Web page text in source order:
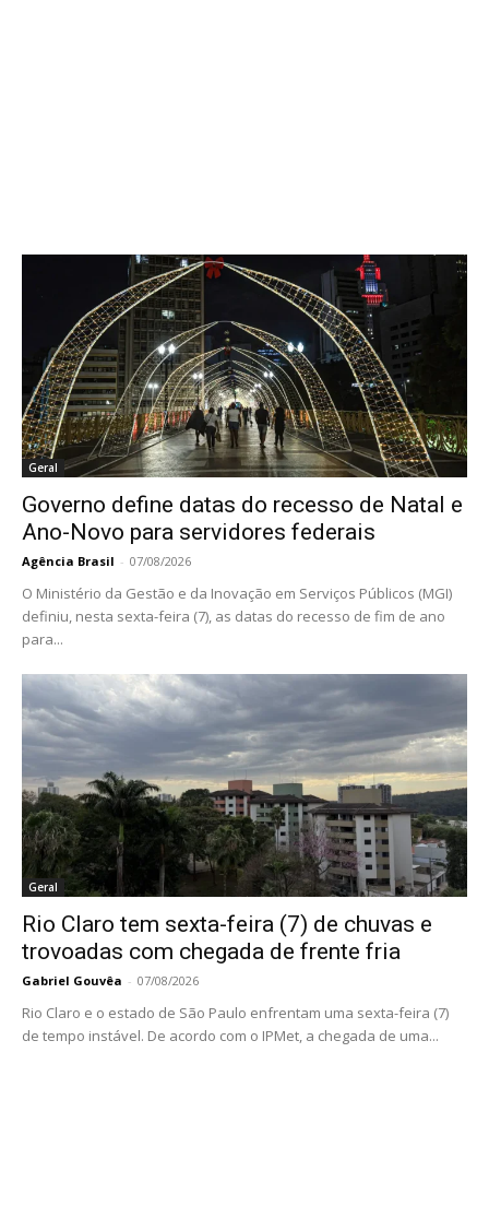
Geral
Governo define datas do recesso de Natal e
Ano-Novo para servidores federais
Agência Brasil - 07/08/2026
O Ministério da Gestão e da Inovação em Serviços Públicos (MGI)
definiu, nesta sexta-feira (7), as datas do recesso de fim de ano
para...
Geral
Rio Claro tem sexta-feira (7) de chuvas e
trovoadas com chegada de frente fria
Gabriel Gouvêa - 07/08/2026
Rio Claro e o estado de São Paulo enfrentam uma sexta-feira (7)
de tempo instável. De acordo com o IPMet, a chegada de uma...